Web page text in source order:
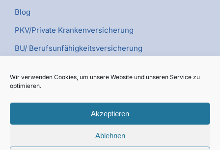
Wir verwenden Cookies, um unsere Website und unseren Service zu
optimieren.
Akzeptieren
Ablehnen
Blog
PKV/Private Krankenversicherung
BU/ Berufsunfähigkeitsversicherung
Kümmerer TV